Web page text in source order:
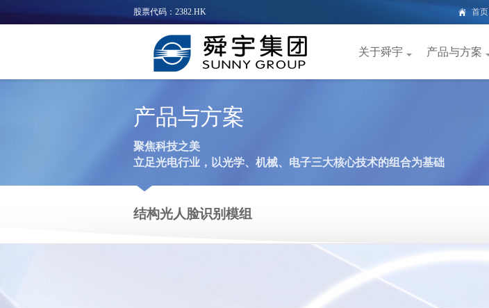
股票代码：2382.HK 首页
关于舜宇 产品与方案
产品与方案
聚焦科技之美
立足光电行业，以光学、机械、电子三大核心技术的组合为基础
结构光人脸识别模组